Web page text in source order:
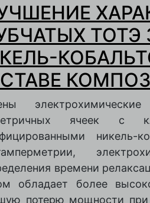
ячеек с
никель-
времени
обладает более
потерю мощности при